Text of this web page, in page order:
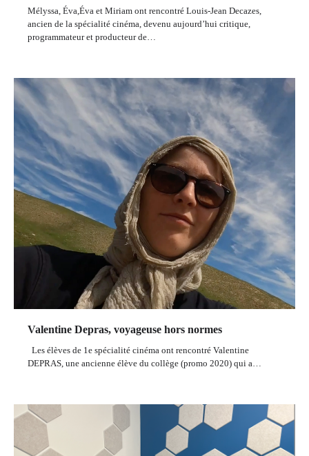
Mélyssa, Éva,Éva et Miriam ont rencontré Louis-Jean Decazes,
ancien de la spécialité cinéma, devenu aujourd’hui critique,
programmateur et producteur de…
Valentine Depras, voyageuse hors normes
Les élèves de 1e spécialité cinéma ont rencontré Valentine
DEPRAS, une ancienne élève du collège (promo 2020) qui a…